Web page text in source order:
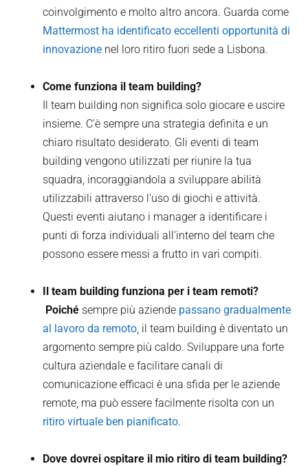
coinvolgimento e molto altro ancora. Guarda come
Mattermost ha identificato eccellenti opportunità di
innovazione nel loro ritiro fuori sede a Lisbona.
Come funziona il team building?
Il team building non significa solo giocare e uscire
insieme. C'è sempre una strategia definita e un
chiaro risultato desiderato. Gli eventi di team
building vengono utilizzati per riunire la tua
squadra, incoraggiandola a sviluppare abilità
utilizzabili attraverso l'uso di giochi e attività.
Questi eventi aiutano i manager a identificare i
punti di forza individuali all'interno del team che
possono essere messi a frutto in vari compiti.
Il team building funziona per i team remoti?
‍ Poiché sempre più aziende passano gradualmente
al lavoro da remoto, il team building è diventato un
argomento sempre più caldo. Sviluppare una forte
cultura aziendale e facilitare canali di
comunicazione efficaci è una sfida per le aziende
remote, ma può essere facilmente risolta con un
ritiro virtuale ben pianificato.
Dove dovrei ospitare il mio ritiro di team building?